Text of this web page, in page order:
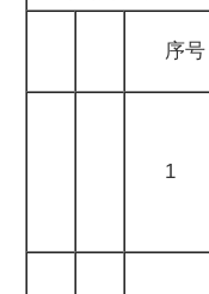
序号
1